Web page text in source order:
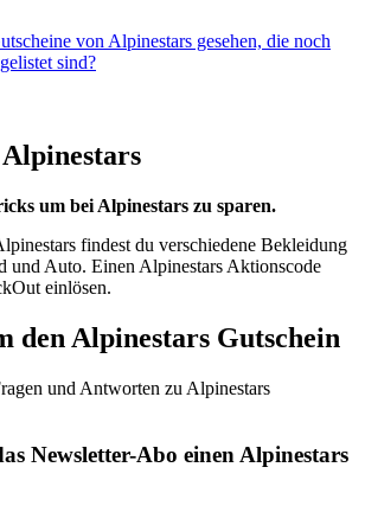
von Alpinestars gesehen, die noch
sind?
um bei Alpinestars zu sparen.
findest du verschiedene Bekleidung
und Auto. Einen Alpinestars Aktionscode
einlösen.
den Alpinestars Gutschein
und Antworten zu Alpinestars
Newsletter-Abo einen Alpinestars